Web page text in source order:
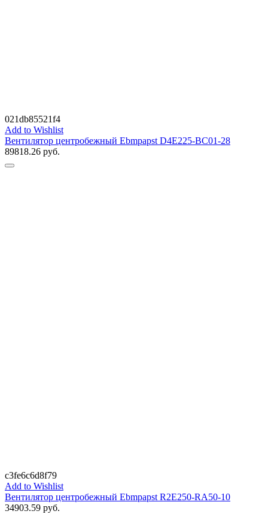
021db85521f4
Add to Wishlist
Вентилятор центробежный Ebmpapst D4E225-BC01-28
89818.26 руб.
c3fe6c6d8f79
Add to Wishlist
Вентилятор центробежный Ebmpapst R2E250-RA50-10
34903.59 руб.